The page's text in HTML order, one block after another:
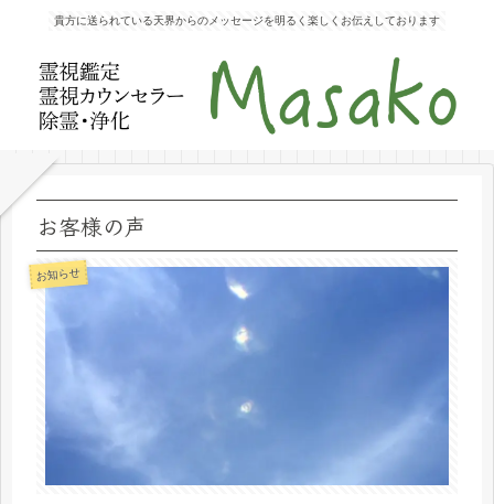
貴方に送られている天界からのメッセージを明るく楽しくお伝えしております
お客様の声
お知らせ